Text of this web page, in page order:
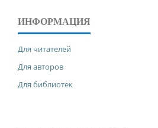
ИНФОРМАЦИЯ
Для читателей
Для авторов
Для библиотек